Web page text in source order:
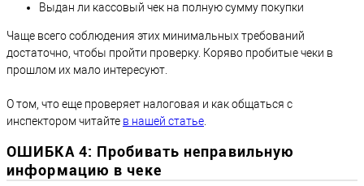
Выдан ли кассовый чек на полную сумму покупки
Чаще всего соблюдения этих минимальных требований
достаточно, чтобы пройти проверку. Коряво пробитые чеки в
прошлом их мало интересуют.
О том, что еще проверяет налоговая и как общаться с
инспектором читайте в нашей статье
ОШИБКА 4: Пробивать неправильную
информацию в чеке